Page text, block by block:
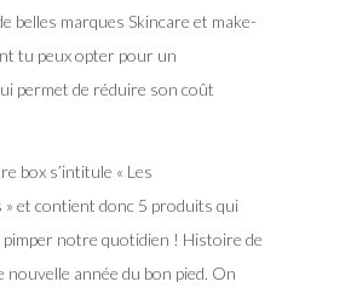
belles marques Skincare et make-
tu peux opter pour un
permet de réduire son coût
box s’intitule « Les
» et contient donc 5 produits qui
notre quotidien ! Histoire de
année du bon pied. On